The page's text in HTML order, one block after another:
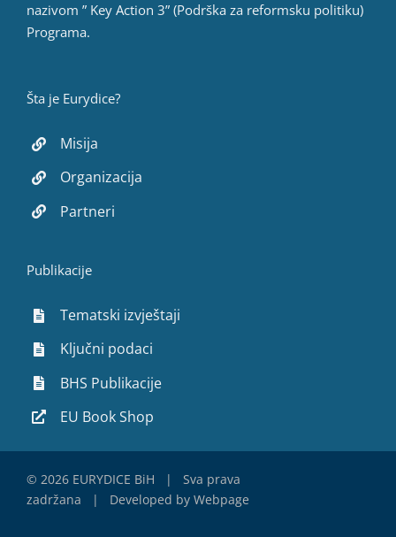
nazivom ” Key Action 3” (Podrška za reformsku politiku)
Programa.
Šta je Eurydice?
Misija
Organizacija
Partneri
Publikacije
Tematski izvještaji
Ključni podaci
BHS Publikacije
EU Book Shop
© 2026 EURYDICE BiH | Sva prava
zadržana | Developed by Webpage